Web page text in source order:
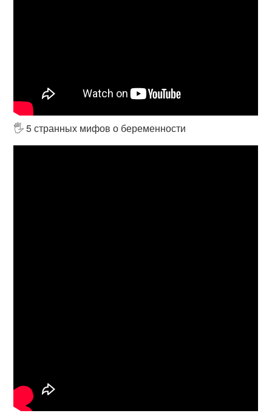
🖐️​ 5 странных мифов о беременности